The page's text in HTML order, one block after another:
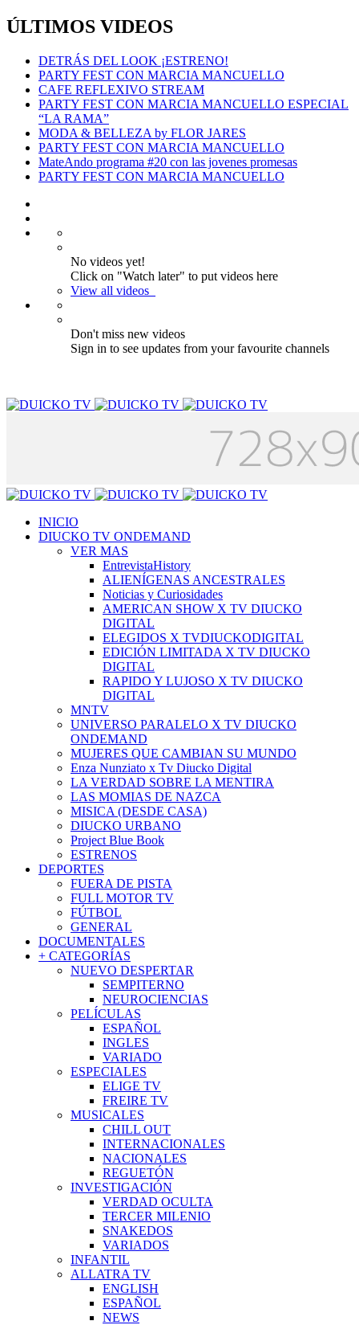
ÚLTIMOS VIDEOS
DETRÁS DEL LOOK ¡ESTRENO!
PARTY FEST CON MARCIA MANCUELLO
CAFE REFLEXIVO STREAM
PARTY FEST CON MARCIA MANCUELLO ESPECIAL
“LA RAMA”
MODA & BELLEZA by FLOR JARES
PARTY FEST CON MARCIA MANCUELLO
MateAndo programa #20 con las jovenes promesas
PARTY FEST CON MARCIA MANCUELLO
No videos yet!
Click on "Watch later" to put videos here
View all videos
Don't miss new videos
Sign in to see updates from your favourite channels
INICIO
DIUCKO TV ONDEMAND
VER MAS
EntrevistaHistory
ALIENÍGENAS ANCESTRALES
Noticias y Curiosidades
AMERICAN SHOW X TV DIUCKO
DIGITAL
ELEGIDOS X TVDIUCKODIGITAL
EDICIÓN LIMITADA X TV DIUCKO
DIGITAL
RAPIDO Y LUJOSO X TV DIUCKO
DIGITAL
MNTV
UNIVERSO PARALELO X TV DIUCKO
ONDEMAND
MUJERES QUE CAMBIAN SU MUNDO
Enza Nunziato x Tv Diucko Digital
LA VERDAD SOBRE LA MENTIRA
LAS MOMIAS DE NAZCA
MISICA (DESDE CASA)
DIUCKO URBANO
Project Blue Book
ESTRENOS
DEPORTES
FUERA DE PISTA
FULL MOTOR TV
FÚTBOL
GENERAL
DOCUMENTALES
+ CATEGORÍAS
NUEVO DESPERTAR
SEMPITERNO
NEUROCIENCIAS
PELÍCULAS
ESPAÑOL
INGLES
VARIADO
ESPECIALES
ELIGE TV
FREIRE TV
MUSICALES
CHILL OUT
INTERNACIONALES
NACIONALES
REGUETÓN
INVESTIGACIÓN
VERDAD OCULTA
TERCER MILENIO
SNAKEDOS
VARIADOS
INFANTIL
ALLATRA TV
ENGLISH
ESPAÑOL
NEWS